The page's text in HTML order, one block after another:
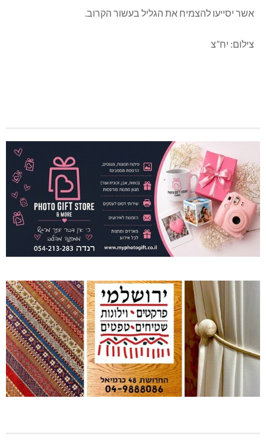
אשר יסייעו להצמיח את הגליל בעשור הקרוב.
צילום: יח”צ